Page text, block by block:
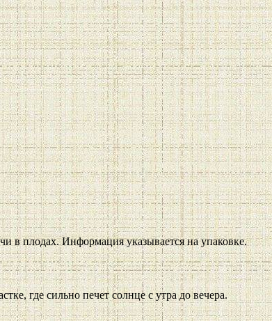
в плодах. Информация указывается на упаковке.
где сильно печет солнце с утра до вечера.